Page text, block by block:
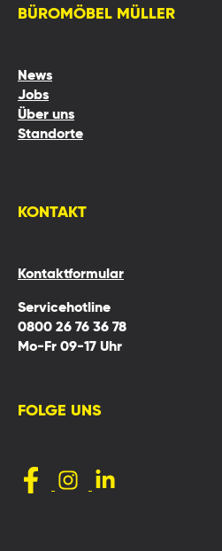
BÜROMÖBEL MÜLLER
News
Jobs
Über uns
Standorte
KONTAKT
Kontaktformular
Servicehotline
0800 26 76 36 78
Mo-Fr 09-17 Uhr
FOLGE UNS